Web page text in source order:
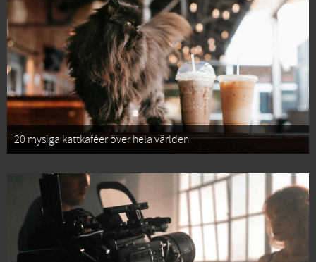
20 mysiga kattkaféer över hela världen